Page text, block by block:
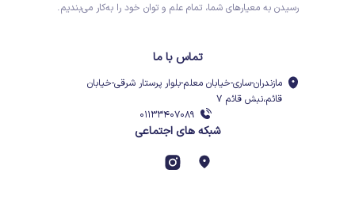
رسیدن به معیارهای شما، تمام علم و توان خود را به‌کار می‌بندیم.
تماس با ما
مازندران-ساری-خیابان معلم-بلوار پرستار شرقی-خیابان
قائم،نبش قائم ۷
۰۱۱۳۳۴۰۷۰۸۹
شبکه های اجتماعی